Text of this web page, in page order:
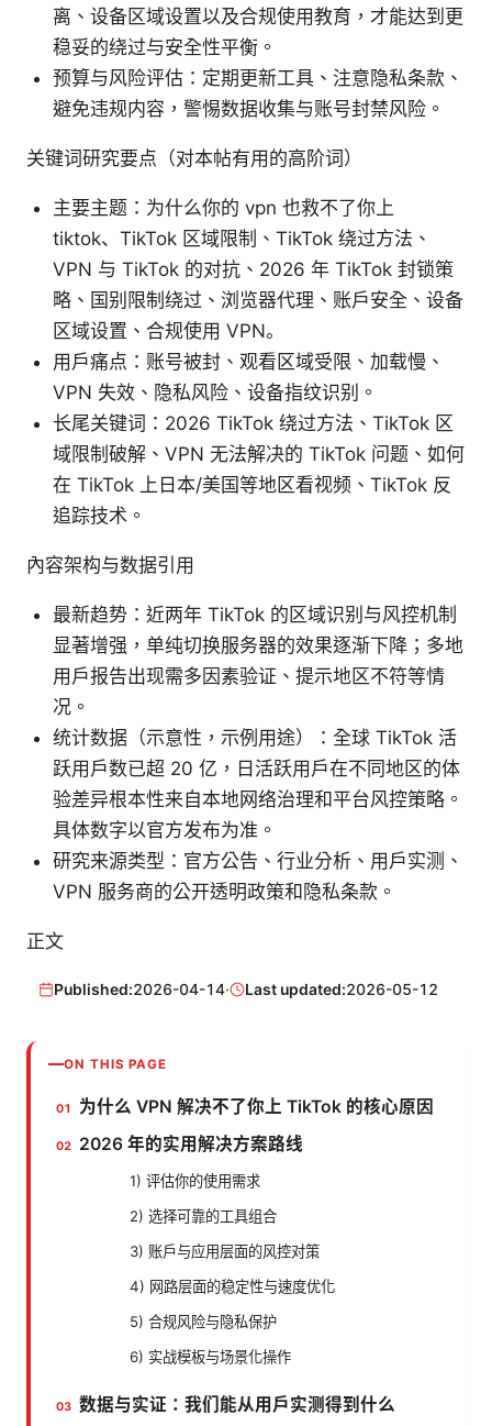
离、设备区域设置以及合规使用教育，才能达到更
稳妥的绕过与安全性平衡。
预算与风险评估：定期更新工具、注意隐私条款、
避免违规内容，警惕数据收集与账号封禁风险。
关键词研究要点（对本帖有用的高阶词）
主要主题：为什么你的 vpn 也救不了你上
tiktok、TikTok 区域限制、TikTok 绕过方法、
VPN 与 TikTok 的对抗、2026 年 TikTok 封锁策
略、国别限制绕过、浏览器代理、账户安全、设备
区域设置、合规使用 VPN。
用户痛点：账号被封、观看区域受限、加载慢、
VPN 失效、隐私风险、设备指纹识别。
长尾关键词：2026 TikTok 绕过方法、TikTok 区
域限制破解、VPN 无法解决的 TikTok 问题、如何
在 TikTok 上日本/美国等地区看视频、TikTok 反
追踪技术。
內容架构与数据引用
最新趋势：近两年 TikTok 的区域识别与风控机制
显著增强，单纯切换服务器的效果逐渐下降；多地
用户报告出现需多因素验证、提示地区不符等情
况。
统计数据（示意性，示例用途）：全球 TikTok 活
跃用户数已超 20 亿，日活跃用户在不同地区的体
验差异根本性来自本地网络治理和平台风控策略。
具体数字以官方发布为准。
研究来源类型：官方公告、行业分析、用户实测、
VPN 服务商的公开透明政策和隐私条款。
正文
Published:2026-04-14· Last updated:2026-05-12
ON THIS PAGE
为什么 VPN 解决不了你上 TikTok 的核心原因
2026 年的实用解决方案路线
1) 评估你的使用需求
2) 选择可靠的工具组合
3) 账户与应用层面的风控对策
4) 网路层面的稳定性与速度优化
5) 合规风险与隐私保护
6) 实战模板与场景化操作
数据与实证：我们能从用户实测得到什么